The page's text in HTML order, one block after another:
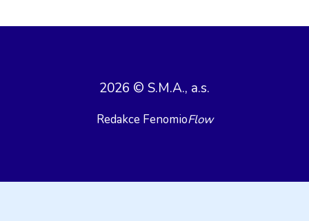
2026 © S.M.A., a.s.
Redakce FenomioFlow